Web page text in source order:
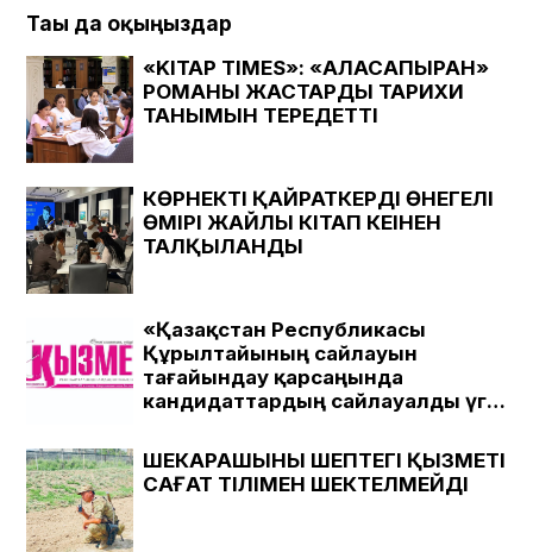
Тағы да оқыңыздар
«KITAP TIMES»: «АЛАСАПЫРАН»
РОМАНЫ ЖАСТАРДЫҢ ТАРИХИ
ТАНЫМЫН ТЕРЕҢДЕТТІ
КӨРНЕКТІ ҚАЙРАТКЕРДІҢ ӨНЕГЕЛІ
ӨМІРІ ЖАЙЛЫ КІТАП КЕҢІНЕН
ТАЛҚЫЛАНДЫ
«Қазақстан Республикасы
Құрылтайының сайлауын
тағайындау қарсаңында
кандидаттардың сайлауалды үгіт
қаласындағы «Қызмет» газеті
ЖШС-іне қарасты медиада
«Қызмет» газеті , Kyzmet-
ШЕКАРАШЫНЫҢ ШЕПТЕГІ ҚЫЗМЕТІ
САҒАТ ТІЛІМЕН ШЕКТЕЛМЕЙДІ